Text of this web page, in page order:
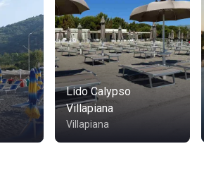
Lido Calypso
Villapiana
Villapiana